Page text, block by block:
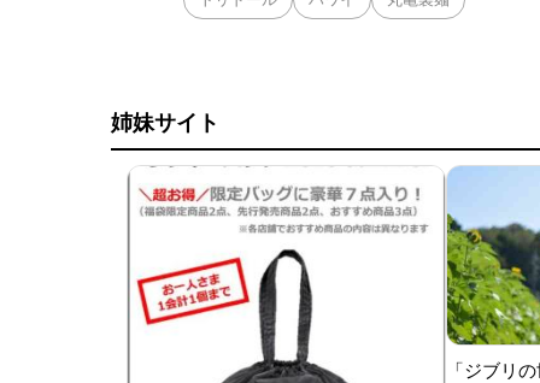
姉妹サイト
「ジブリ